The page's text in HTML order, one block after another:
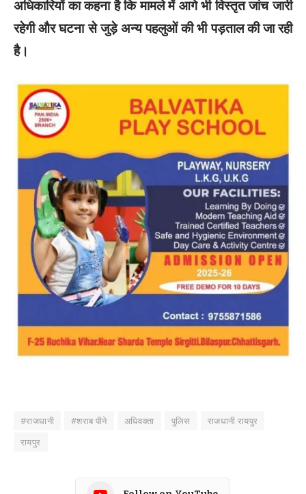
अधिकारियों का कहना है कि मामले में आगे भी विस्तृत जांच जारी
रहेगी और घटना से जुड़े अन्य पहलुओं की भी पड़ताल की जा रही
है।
#राजधानी #शराब पीने अधिवक्ता पुलिस
राजधानी रायपुर
रायपुर